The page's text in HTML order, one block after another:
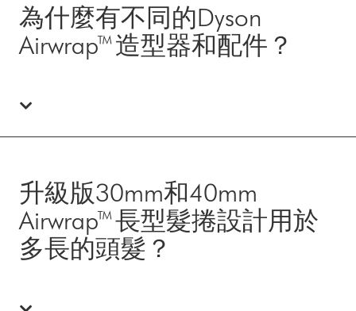
為什麼有不同的Dyson
Airwrap™ 造型器和配件？
升級版30mm和40mm
Airwrap™ 長型髮捲設計用於
多長的頭髮？